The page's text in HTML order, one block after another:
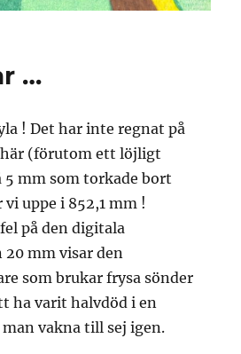
…
! Det har inte regnat på
här (förutom ett löjligt
mm som torkade bort
vi uppe i 852,1 mm !
på den digitala
mm visar den
som brukar frysa sönder
ha varit halvdöd i en
vakna till sej igen.